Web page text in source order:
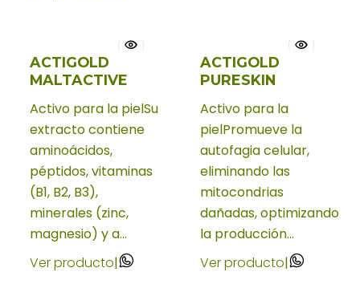
ACTIGOLD
MALTACTIVE
Activo para la pielSu
extracto contiene
aminoácidos,
péptidos, vitaminas
(B1, B2, B3),
minerales (zinc,
magnesio) y a...
Ver producto|
ACTIGOLD
PURESKIN
Activo para la
pielPromueve la
autofagia celular,
eliminando las
mitocondrias
dañadas, optimizando
la producción...
Ver producto|